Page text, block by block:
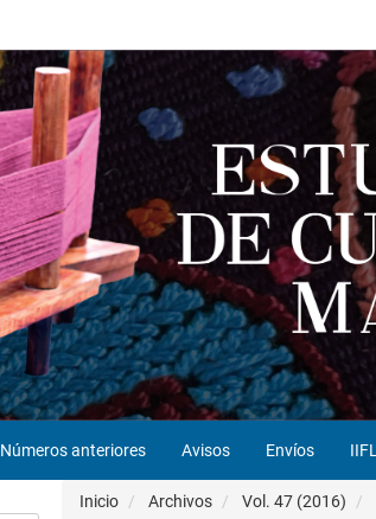
Números anteriores Avisos Envíos IIFL
Inicio Archivos Vol. 47 (2016)